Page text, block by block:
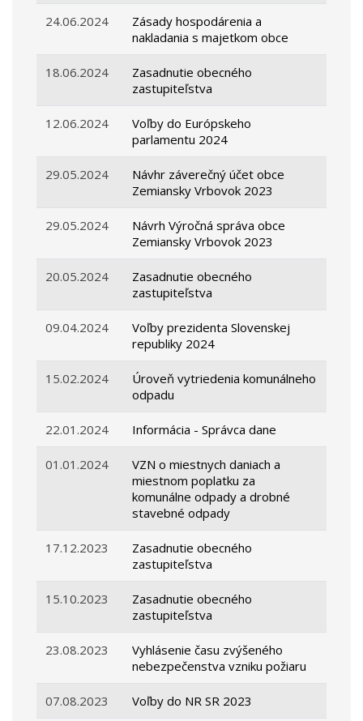
24.06.2024
Zásady hospodárenia a
nakladania s majetkom obce
18.06.2024
Zasadnutie obecného
zastupiteľstva
12.06.2024
Voľby do Európskeho
parlamentu 2024
29.05.2024
Návhr záverečný účet obce
Zemiansky Vrbovok 2023
29.05.2024
Návrh Výročná správa obce
Zemiansky Vrbovok 2023
20.05.2024
Zasadnutie obecného
zastupiteľstva
09.04.2024
Voľby prezidenta Slovenskej
republiky 2024
15.02.2024
Úroveň vytriedenia komunálneho
odpadu
22.01.2024 Informácia - Správca dane
01.01.2024
VZN o miestnych daniach a
miestnom poplatku za
komunálne odpady a drobné
stavebné odpady
17.12.2023
Zasadnutie obecného
zastupiteľstva
15.10.2023
Zasadnutie obecného
zastupiteľstva
23.08.2023
Vyhlásenie času zvýšeného
nebezpečenstva vzniku požiaru
07.08.2023 Voľby do NR SR 2023